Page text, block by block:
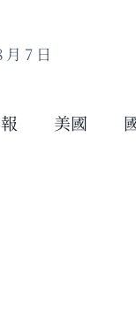
月 7 日
美國